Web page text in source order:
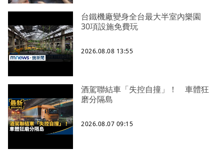
台鐵機廠變身全台最大半室內樂園
30項設施免費玩
2026.08.08 13:55
酒駕聯結車「失控自撞」！ 車體狂
磨分隔島
2026.08.07 09:15